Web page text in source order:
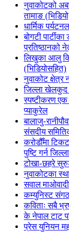
नुवाकोटको
तामाङ
धार्मिक
बोगटी
प्रतिष्ठानको
लिखुका आलु
(भिडियोसहित)
नुवाकोट क्षेत्र
जिल्ला खेलकुद
स्पष्टीकरण एक
प्याकुरेल
बालाजु-
संसदीय
करोडौँमा
पुष्टि गर्न
टोखा-छहरे
नुवाकोटका
सवाल
कम्युनिस्ट
कविताः सबै
के नेपाल टाट
प्रेस युनियन